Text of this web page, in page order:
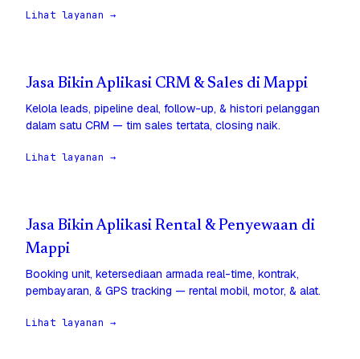
Lihat layanan →
Jasa Bikin Aplikasi CRM & Sales di Mappi
Kelola leads, pipeline deal, follow-up, & histori pelanggan
dalam satu CRM — tim sales tertata, closing naik.
Lihat layanan →
Jasa Bikin Aplikasi Rental & Penyewaan di
Mappi
Booking unit, ketersediaan armada real-time, kontrak,
pembayaran, & GPS tracking — rental mobil, motor, & alat.
Lihat layanan →